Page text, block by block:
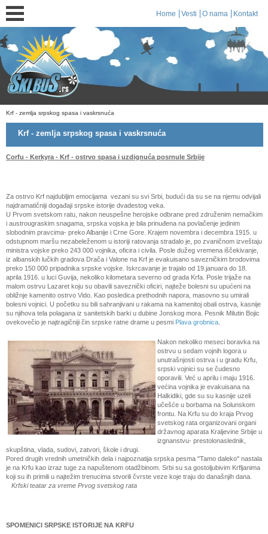
Home Vesti O nama Kontakt
Krf - zemlja srpskog spasa i vaskrsnuća
Krf - zemlja srpskog spasa i vaskrsnuća
Corfu - Kerkyra - Krf - ostrvo spasa i uzdignuća posrnule Srbije
Za ostrvo Krf najdubljim emocijama vezani su svi Srbi, budući da su se na njemu odvijali
najdramatičniji događaji srpske istorije dvadestog veka.
U Prvom svetskom ratu, nakon neuspešne herojske odbrane pred združenim nemačkim
i austrougraskim snagama, srpska vojska je bila prinuđena na povlačenje jedinim
slobodnim pravcima- preko Albanije i Crne Gore. Krajem novembra i decembra 1915. u
odstupnom maršu nezabeleženom u istoriji ratovanja stradalo je, po zvaničnom izveštaju
ministra vojske preko 243 000 vojnika, oficira i civila. Posle dužeg vremena iščekivanje,
iz albanskih lučkih gradova Drača i Valone na Krf je evakuisano savezničkim brodovima
preko 150 000 pripadnika srpske vojske. Iskrcavanje je trajalo od 19.januara do 18.
aprila 1916. u luci Guvija, nekoliko kilometara severno od grada Krfa. Posle trijaže na
malom ostrvu Lazaret koju su obavili saveznički oficiri, najteže bolesni su upućeni na
obližnje kamenito ostrvo Vido. Kao posledica prethodnih napora, masovno su umirali
bolesni vojnici. U početku su bili sahranjivani u rakama na kamenitoj obali ostrva, kasnije
su njihova tela polagana iz sanitetskih barki u dubine Jonskog mora. Pesnik Milutin Bojic
ovekovečio je najtragičniji čin srpske ratne drame u pesmi Plava grobnica
Nakon nekoliko meseci boravka na
ostrvu u sedam vojnih logora u
unutrašnjosti ostrva i u gradu Krfu,
srpski vojnici su se čudesno
oporavili. Već u aprilu i maju 1916.
većina vojnika je evakuisana na
Halkidiki, gde su su kasnije uzeli
učešće u borbama na Solunskom
frontu. Na Krfu su do kraja Prvog
svetskog rata organizovani organi
državnog aparata Kraljevine Srbije u
izgnanstvu- prestolonaslednik,
skupština, vlada, sudovi, zatvori, škole i drugi.
Pored drugih vrednih umetničkih dela i najpoznatija srpska pesma "Tamo daleko" nastala
je na Krfu kao izraz tuge za napuštenom otadžbinom. Srbi su sa gostoljubivim Krfljanima
koji su ih primili u najtežim trenucima stvorili čvrste veze koje traju do današnjih dana.
Krfski teatar za vreme Prvog svetskog rata
SPOMENICI SRPSKE ISTORIJE NA KRFU